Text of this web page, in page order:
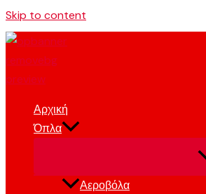
Skip to content
Αρχική
Όπλα
Αεροβόλα